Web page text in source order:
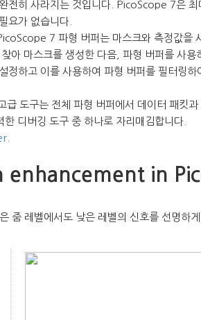
전히 사라지는 것입니다. PicoScope 7은
요가 없습니다.
7 파형 버퍼는 마스크와 측정값을
아 마스크를 생성한 다음, 파형 버퍼를 사용
정하고 이를 사용하여 파형 버퍼를 필터링
도구는 전체 파형 버퍼에서 데이터 패킷과
디버깅 도구 중 하나로 자리매김합니다.
enhancement in
줌 레벨에서도 낮은 레벨의 신호를 선명하